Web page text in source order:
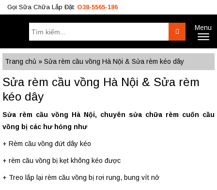
Gọi Sữa Chữa Lắp Đặt: O38-5565-186
Tìm
kiếm:
SearchMenu
Công Trình BÁO GIÁ RÈM Tư Vấn
O38.5565.186
Trang chủ » Sửa rèm cầu vồng Hà Nội & Sửa rèm kéo dây
Sửa rèm cầu vồng Hà Nội & Sửa rèm
kéo dây
Sửa rèm cầu vồng Hà Nội, chuyên sửa chữa rèm cuốn cầu
vồng bị các hư hỏng như
+ Rèm cầu vồng đứt dây kéo
+ rèm cầu vồng bị kẹt không kéo được
+ Treo lắp lại rèm cầu vồng bị rơi rung, bung vít nở